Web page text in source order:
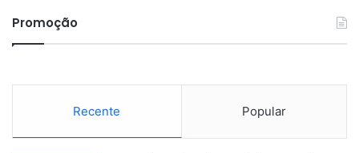
Promoção
Recente Popular